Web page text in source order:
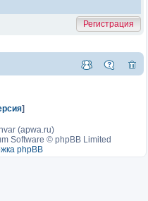
Регистрация
]
(apwa.ru)
Software © phpBB Limited
phpBB